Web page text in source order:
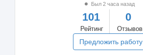
Был 2 часа назад
101
Рейтинг
0
Отзывов
Предложить работу